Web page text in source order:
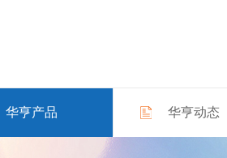
华亨产品 华亨动态